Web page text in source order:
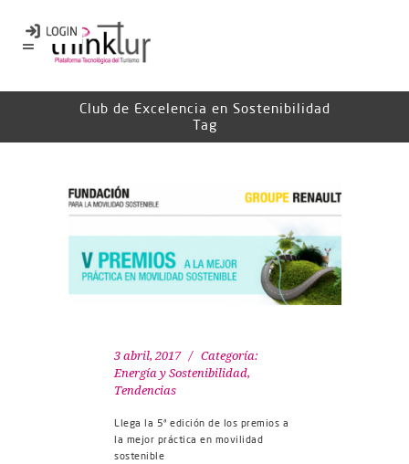
Club de Excelencia en Sostenibilidad
Tag
3 abril, 2017
Categoría:
Energía y Sostenibilidad,
Tendencias
Llega la 5ª edición de los premios a
la mejor práctica en movilidad
sostenible